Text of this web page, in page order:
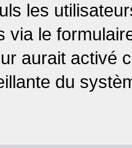
les
via le
aurait activé
du